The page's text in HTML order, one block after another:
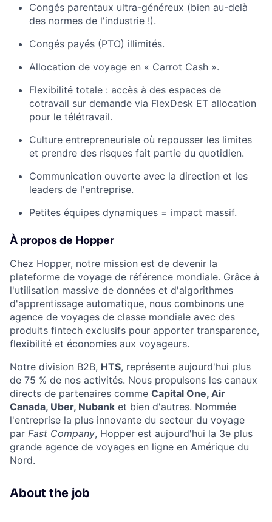
Congés parentaux ultra-généreux (bien au-delà
des normes de l'industrie !).
Congés payés (PTO) illimités.
Allocation de voyage en « Carrot Cash ».
Flexibilité totale : accès à des espaces de
cotravail sur demande via FlexDesk ET allocation
pour le télétravail.
Culture entrepreneuriale où repousser les limites
et prendre des risques fait partie du quotidien.
Communication ouverte avec la direction et les
leaders de l'entreprise.
Petites équipes dynamiques = impact massif.
À propos de Hopper
Chez Hopper, notre mission est de devenir la
plateforme de voyage de référence mondiale. Grâce à
l'utilisation massive de données et d'algorithmes
d'apprentissage automatique, nous combinons une
agence de voyages de classe mondiale avec des
produits fintech exclusifs pour apporter transparence,
flexibilité et économies aux voyageurs.
Notre division B2B, HTS, représente aujourd'hui plus
de 75 % de nos activités. Nous propulsons les canaux
directs de partenaires comme Capital One, Air
Canada, Uber, Nubank et bien d'autres. Nommée
l'entreprise la plus innovante du secteur du voyage
par Fast Company, Hopper est aujourd'hui la 3e plus
grande agence de voyages en ligne en Amérique du
Nord.
About the job